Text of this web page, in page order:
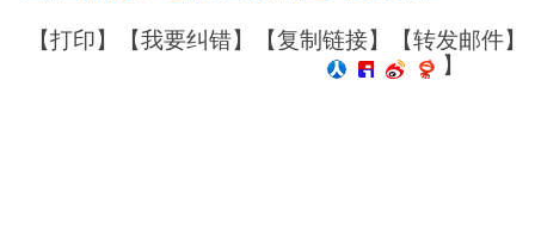
【打印】【我要纠错】【复制链接】【转发邮件】
】